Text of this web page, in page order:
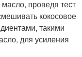
масло, проведя тест
кокосовое
такими
для усиления